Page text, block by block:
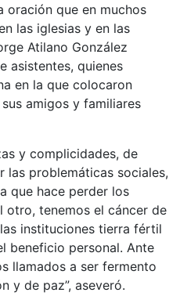
oración que en muchos
las iglesias y en las
Atilano González
asistentes, quienes
en la que colocaron
amigos y familiares
y complicidades, de
las problemáticas sociales,
que hace perder los
otro, tenemos el cáncer de
instituciones tierra fértil
beneficio personal. Ante
llamados a ser fermento
y de paz”, aseveró.